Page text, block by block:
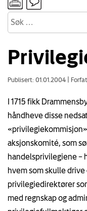
Publisert: 01.01.2004
I 1715 fikk
håndheve disse
aksjonskomité, som
handelsprivilegiene –
hvem som skulle
privilegiedirektører
med regnskap og